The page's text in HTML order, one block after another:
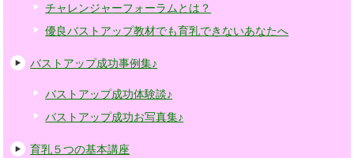
チャレンジャーフォーラムとは？
優良バストアップ教材でも育乳できないあなたへ
バストアップ成功事例集♪
バストアップ成功体験談♪
バストアップ成功お写真集♪
育乳５つの基本講座